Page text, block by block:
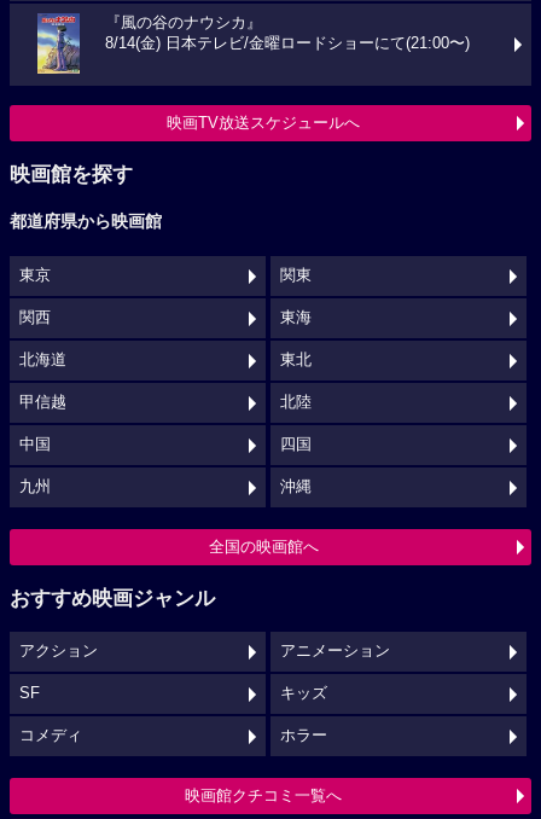
『風の谷のナウシカ』
8/14(金) 日本テレビ/金曜ロードショーにて(21:00〜)
映画TV放送スケジュールへ
映画館を探す
都道府県から映画館
東京 関東
関西 東海
北海道 東北
甲信越 北陸
中国 四国
九州 沖縄
全国の映画館へ
おすすめ映画ジャンル
アクション アニメーション
SF キッズ
コメディ ホラー
映画館クチコミ一覧へ